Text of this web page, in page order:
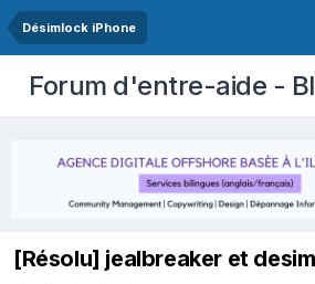
Désimlock iPhone
Forum d'entre-aide -
[Résolu] jealbreaker et